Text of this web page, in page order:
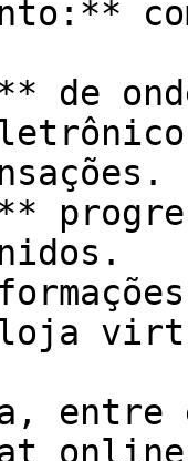
de
loja
entre